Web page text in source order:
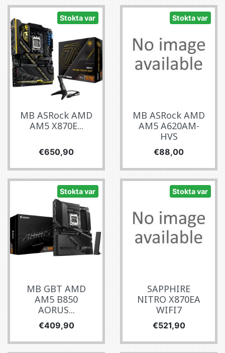
Stokta var
MB ASRock AMD
AM5 X870E...
Fiyat
€650,90
Stokta var
MB ASRock AMD
AM5 A620AM-
HVS
Fiyat
€88,00
Stokta var
MB GBT AMD
AM5 B850
AORUS...
Fiyat
€409,90
Stokta var
SAPPHIRE
NITRO X870EA
WIFI7
Fiyat
€521,90